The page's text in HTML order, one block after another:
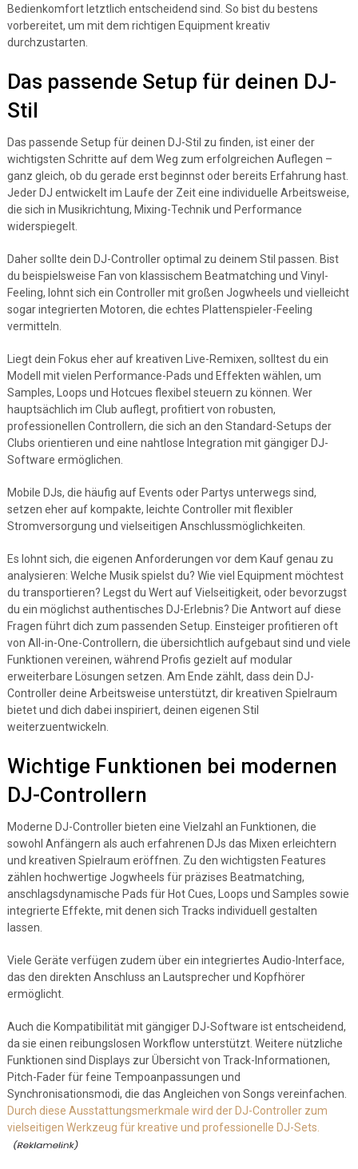
Bedienkomfort letztlich entscheidend sind. So bist du bestens
vorbereitet, um mit dem richtigen Equipment kreativ
durchzustarten.
Das passende Setup für deinen DJ-
Stil
Das passende Setup für deinen DJ-Stil zu finden, ist einer der
wichtigsten Schritte auf dem Weg zum erfolgreichen Auflegen –
ganz gleich, ob du gerade erst beginnst oder bereits Erfahrung hast.
Jeder DJ entwickelt im Laufe der Zeit eine individuelle Arbeitsweise,
die sich in Musikrichtung, Mixing-Technik und Performance
widerspiegelt.
Daher sollte dein DJ-Controller optimal zu deinem Stil passen. Bist
du beispielsweise Fan von klassischem Beatmatching und Vinyl-
Feeling, lohnt sich ein Controller mit großen Jogwheels und vielleicht
sogar integrierten Motoren, die echtes Plattenspieler-Feeling
vermitteln.
Liegt dein Fokus eher auf kreativen Live-Remixen, solltest du ein
Modell mit vielen Performance-Pads und Effekten wählen, um
Samples, Loops und Hotcues flexibel steuern zu können. Wer
hauptsächlich im Club auflegt, profitiert von robusten,
professionellen Controllern, die sich an den Standard-Setups der
Clubs orientieren und eine nahtlose Integration mit gängiger DJ-
Software ermöglichen.
Mobile DJs, die häufig auf Events oder Partys unterwegs sind,
setzen eher auf kompakte, leichte Controller mit flexibler
Stromversorgung und vielseitigen Anschlussmöglichkeiten.
Es lohnt sich, die eigenen Anforderungen vor dem Kauf genau zu
analysieren: Welche Musik spielst du? Wie viel Equipment möchtest
du transportieren? Legst du Wert auf Vielseitigkeit, oder bevorzugst
du ein möglichst authentisches DJ-Erlebnis? Die Antwort auf diese
Fragen führt dich zum passenden Setup. Einsteiger profitieren oft
von All-in-One-Controllern, die übersichtlich aufgebaut sind und viele
Funktionen vereinen, während Profis gezielt auf modular
erweiterbare Lösungen setzen. Am Ende zählt, dass dein DJ-
Controller deine Arbeitsweise unterstützt, dir kreativen Spielraum
bietet und dich dabei inspiriert, deinen eigenen Stil
weiterzuentwickeln.
Wichtige Funktionen bei modernen
DJ-Controllern
Moderne DJ-Controller bieten eine Vielzahl an Funktionen, die
sowohl Anfängern als auch erfahrenen DJs das Mixen erleichtern
und kreativen Spielraum eröffnen. Zu den wichtigsten Features
zählen hochwertige Jogwheels für präzises Beatmatching,
anschlagsdynamische Pads für Hot Cues, Loops und Samples sowie
integrierte Effekte, mit denen sich Tracks individuell gestalten
lassen.
Viele Geräte verfügen zudem über ein integriertes Audio-Interface,
das den direkten Anschluss an Lautsprecher und Kopfhörer
ermöglicht.
Auch die Kompatibilität mit gängiger DJ-Software ist entscheidend,
da sie einen reibungslosen Workflow unterstützt. Weitere nützliche
Funktionen sind Displays zur Übersicht von Track-Informationen,
Pitch-Fader für feine Tempoanpassungen und
Synchronisationsmodi, die das Angleichen von Songs vereinfachen.
Durch diese Ausstattungsmerkmale wird der DJ-Controller zum
vielseitigen Werkzeug für kreative und professionelle DJ-Sets.